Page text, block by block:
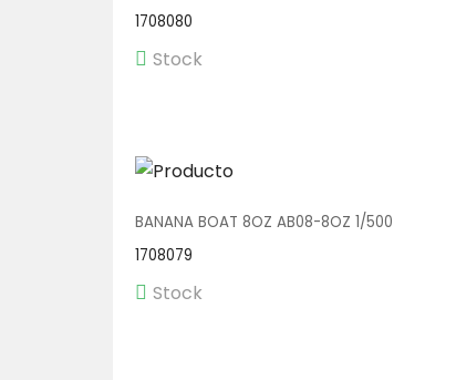
1708080
Stock
BANANA BOAT 8OZ AB08-8OZ 1/500
1708079
Stock